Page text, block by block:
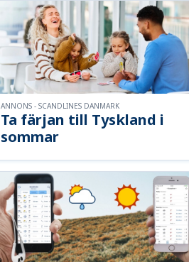
Ta färjan till Tyskland i
sommar
ANNONS - SCANDLINES DANMARK